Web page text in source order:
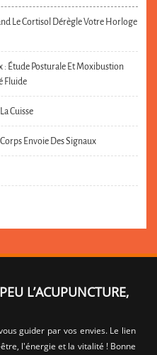
Le Cortisol Dérègle Votre Horloge
: Étude Posturale Et Moxibustion
Fluide
Cuisse
Envoie Des Signaux
L’ACUPUNCTURE,
guider par vos envies. Le lien
l'énergie et la vitalité ! Bonne